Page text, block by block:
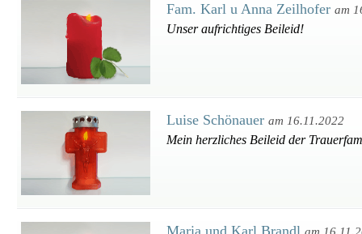
Fam. Karl u Anna Zeilhofer am
Unser aufrichtiges Beileid!
Luise Schönauer am 16.11.2022
Mein herzliches Beileid der
Maria und Karl Brandl